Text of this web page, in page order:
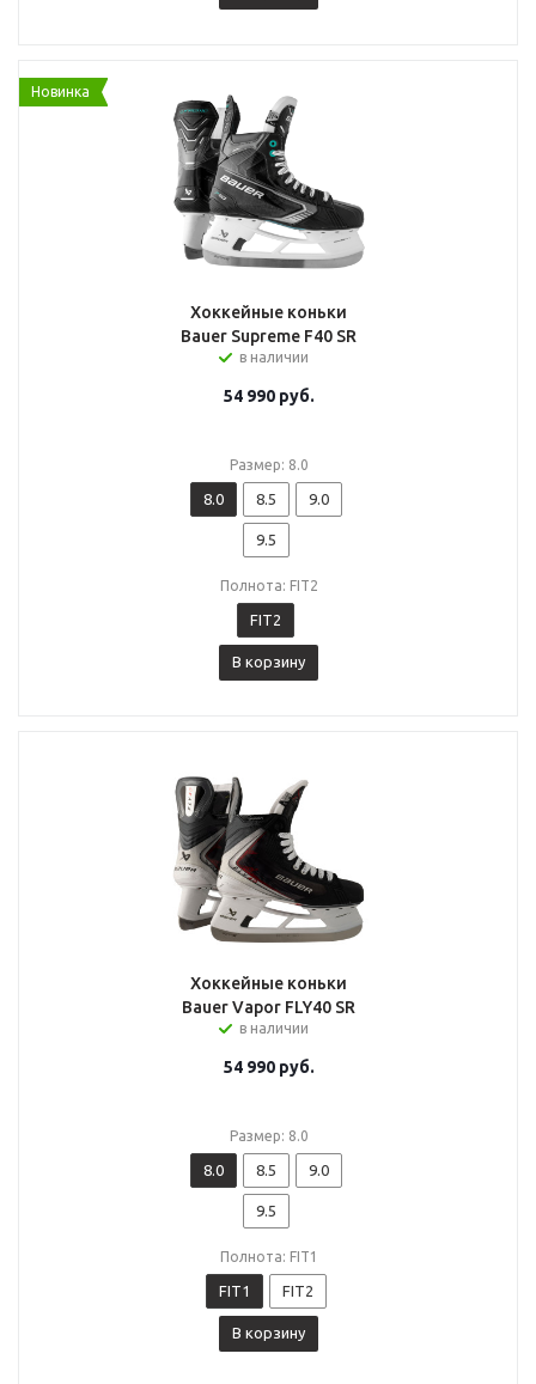
Новинка
Хоккейные коньки
Bauer Supreme F40 SR
в наличии
54 990руб.
Размер: 8.0
8.0 8.5 9.0
9.5
Полнота: FIT2
FIT2
В корзину
Хоккейные коньки
Bauer Vapor FLY40 SR
в наличии
54 990руб.
Размер: 8.0
8.0 8.5 9.0
9.5
Полнота: FIT1
FIT1 FIT2
В корзину